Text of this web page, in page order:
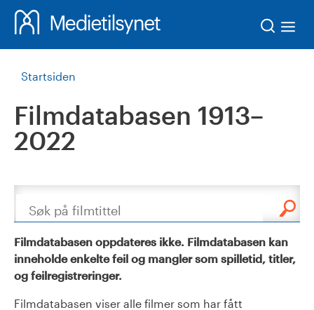
Startsiden
Filmdatabasen 1913–
2022
Søk
Filmdatabasen oppdateres ikke. Filmdatabasen kan
inneholde enkelte feil og mangler som spilletid, titler,
og feilregistreringer.
Filmdatabasen viser alle filmer som har fått